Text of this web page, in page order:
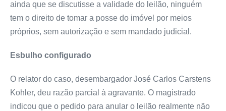
ainda que se discutisse a validade do leilão, ninguém
tem o direito de tomar a posse do imóvel por meios
próprios, sem autorização e sem mandado judicial.
Esbulho configurado
O relator do caso, desembargador José Carlos Carstens
Kohler, deu razão parcial à agravante. O magistrado
indicou que o pedido para anular o leilão realmente não